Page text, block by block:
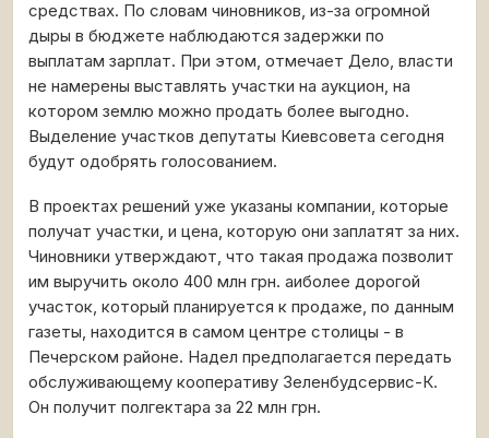
средствах. По словам чиновников, из-за огромной
дыры в бюджете наблюдаются задержки по
выплатам зарплат. При этом, отмечает Дело, власти
не намерены выставлять участки на аукцион, на
котором землю можно продать более выгодно.
Выделение участков депутаты Киевсовета сегодня
будут одобрять голосованием.
В проектах решений уже указаны компании, которые
получат участки, и цена, которую они заплатят за них.
Чиновники утверждают, что такая продажа позволит
им выручить около 400 млн грн. аиболее дорогой
участок, который планируется к продаже, по данным
газеты, находится в самом центре столицы - в
Печерском районе. Надел предполагается передать
обслуживающему кооперативу Зеленбудсервис-К.
Он получит полгектара за 22 млн грн.